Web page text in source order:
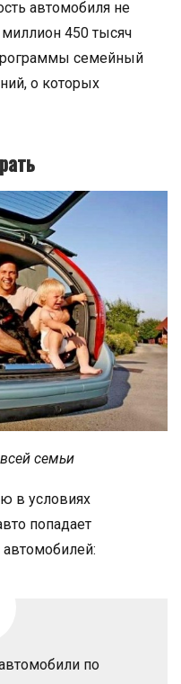
автомобиля не
450 тысяч
семейный
о которых
семьи
в условиях
попадает
по